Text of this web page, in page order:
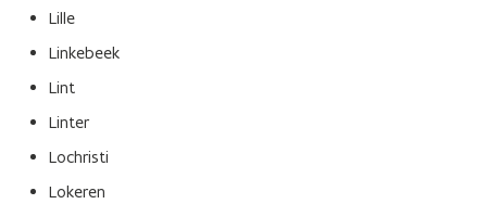
Lille
Linkebeek
Lint
Linter
Lochristi
Lokeren